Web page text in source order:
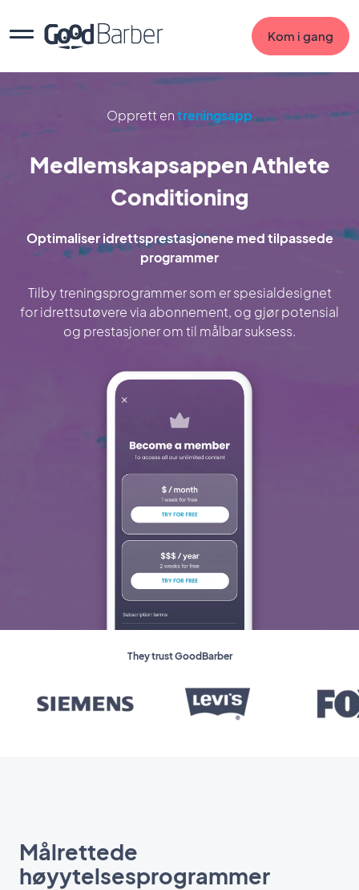
Kom i gang
Opprett entreningsapp
Medlemskapsappen Athlete
Conditioning
Optimaliser idrettsprestasjonene med tilpassede
programmer
Tilby treningsprogrammer som er spesialdesignet
for idrettsutøvere via abonnement, og gjør potensial
og prestasjoner om til målbar suksess.
They trust GoodBarber
Målrettede
høyytelsesprogrammer